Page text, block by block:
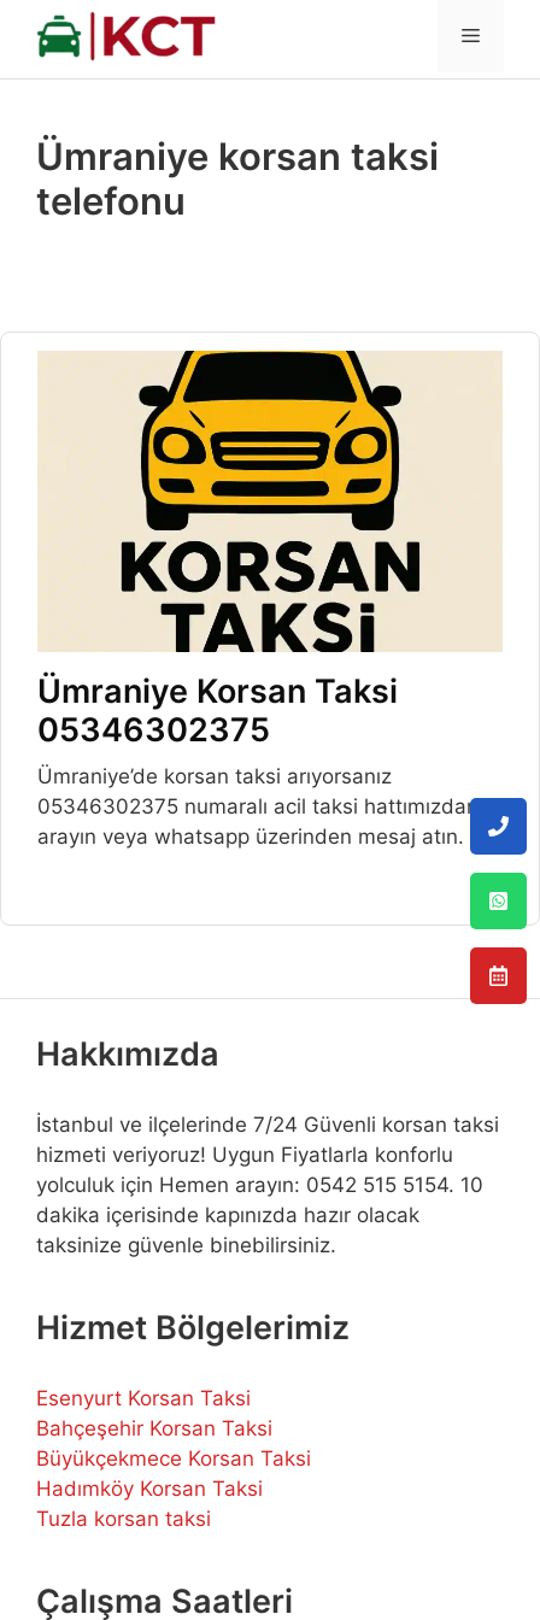
İçeriğe
MENÜ
Ümraniye korsan taksi
telefonu
Ümraniye Korsan Taksi
05346302375
Ümraniye’de korsan taksi arıyorsanız
05346302375 numaralı acil taksi hattımızdan
arayın veya whatsapp üzerinden mesaj atın.
Hakkımızda
İstanbul ve ilçelerinde 7/24 Güvenli korsan taksi
hizmeti veriyoruz! Uygun Fiyatlarla konforlu
yolculuk için Hemen arayın: 0542 515 5154. 10
dakika içerisinde kapınızda hazır olacak
taksinize güvenle binebilirsiniz.
Hizmet Bölgelerimiz
Esenyurt Korsan Taksi
Bahçeşehir Korsan Taksi
Büyükçekmece Korsan Taksi
Hadımköy Korsan Taksi
Tuzla korsan taksi
Çalışma Saatleri